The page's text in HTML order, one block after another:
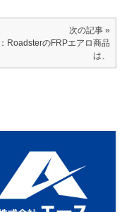
次の記事 »
RoadsterのFRPエアロ商品
は、